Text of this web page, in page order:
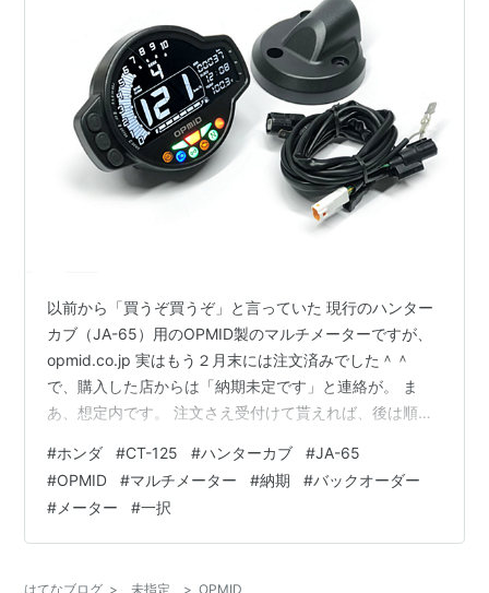
以前から「買うぞ買うぞ」と言っていた 現行のハンター
カブ（JA-65）用のOPMID製のマルチメーターですが、
opmid.co.jp 実はもう２月末には注文済みでした＾＾
で、購入した店からは「納期未定です」と連絡が。 ま
あ、想定内です。 注文さえ受付けて貰えれば、後は順番
納期が知りたかったのでメーカーにメールして聞いてみ
ました。 以下、メーカーからの返信内容 ＊＊＊＊＊＊＊
＊＊＊＊＊＊＊＊＊＊＊＊＊＊＊＊＊＊＊＊＊＊＊ お問
い合わせありがとうございます。 お待たせして申し訳ご
#ホンダ #CT-125 #ハンターカブ #JA-65
#OPMID #マルチメーター #納期 #バックオーダー
# メーター #一択
はてなブログ > 未指定 > OPMID